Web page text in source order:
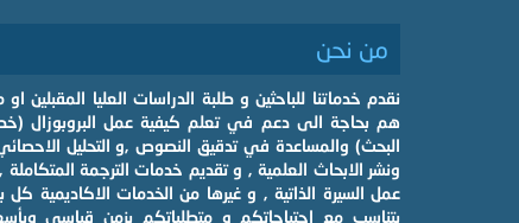
من نحن
نقدم خدماتنا للباحثين و طلبة الدراسات العليا المقبلين او
هم بحاجة الى دعم في تعلم كيفية عمل البروبوزال
البحث) والمساعدة في تدقيق النصوص ,و التحليل
ونشر الابحاث العلمية , و تقديم خدمات الترجمة المتكاملة
عمل السيرة الذاتية , و غيرها من الخدمات الاكاديمية كل
يتناسب مع احتياجاتكم و متطلباتكم بزمن قياسي